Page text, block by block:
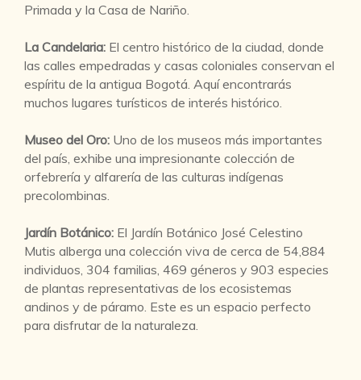
Primada y la Casa de Nariño.
La Candelaria: El centro histórico de la ciudad, donde
las calles empedradas y casas coloniales conservan el
espíritu de la antigua Bogotá. Aquí encontrarás
muchos lugares turísticos de interés histórico.
Museo del Oro: Uno de los museos más importantes
del país, exhibe una impresionante colección de
orfebrería y alfarería de las culturas indígenas
precolombinas.
Jardín Botánico: El Jardín Botánico José Celestino
Mutis alberga una colección viva de cerca de 54,884
individuos, 304 familias, 469 géneros y 903 especies
de plantas representativas de los ecosistemas
andinos y de páramo. Este es un espacio perfecto
para disfrutar de la naturaleza.